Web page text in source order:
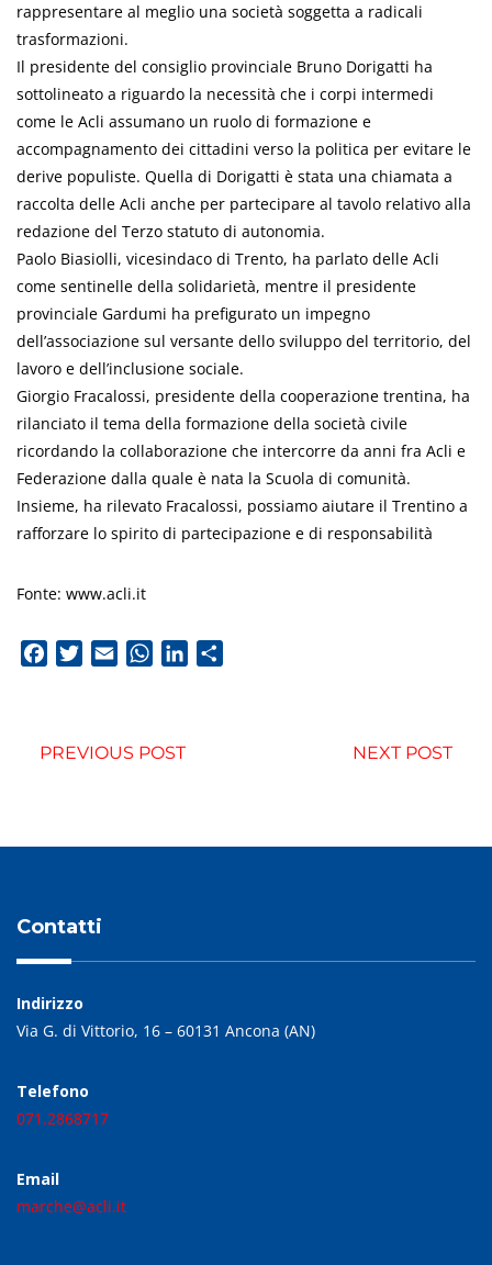
rappresentare al meglio una società soggetta a radicali
trasformazioni.
Il presidente del consiglio provinciale Bruno Dorigatti ha
sottolineato a riguardo la necessità che i corpi intermedi
come le Acli assumano un ruolo di formazione e
accompagnamento dei cittadini verso la politica per evitare le
derive populiste. Quella di Dorigatti è stata una chiamata a
raccolta delle Acli anche per partecipare al tavolo relativo alla
redazione del Terzo statuto di autonomia.
Paolo Biasiolli, vicesindaco di Trento, ha parlato delle Acli
come sentinelle della solidarietà, mentre il presidente
provinciale Gardumi ha prefigurato un impegno
dell’associazione sul versante dello sviluppo del territorio, del
lavoro e dell’inclusione sociale.
Giorgio Fracalossi, presidente della cooperazione trentina, ha
rilanciato il tema della formazione della società civile
ricordando la collaborazione che intercorre da anni fra Acli e
Federazione dalla quale è nata la Scuola di comunità.
Insieme, ha rilevato Fracalossi, possiamo aiutare il Trentino a
rafforzare lo spirito di partecipazione e di responsabilità
Fonte: www.acli.it
FacebookTwitterEmail WhatsApp
LinkedIn
PREVIOUS POST NEXT POST
Contatti
Indirizzo
Via G. di Vittorio, 16 – 60131 Ancona (AN)
Telefono
071.2868717
Email
marche@acli.it